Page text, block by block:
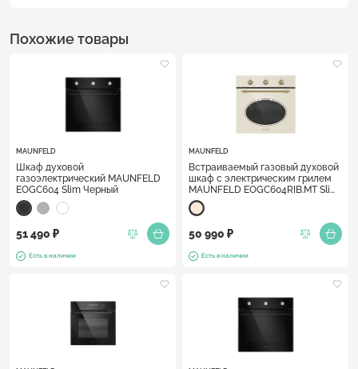
Похожие товары
MAUNFELD
Шкаф духовой
газоэлектрический MAUNFELD
EOGC604 Slim Черный
51 490 ₽
Есть в наличии
MAUNFELD
Встраиваемый газовый духовой
шкаф с электрическим грилем
MAUNFELD EOGC604RIB.MT Slim
Слоновая кость
50 990 ₽
Есть в наличии